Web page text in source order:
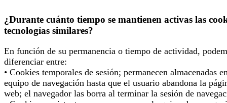
¿Durante cuánto tiempo se mantienen activas las
tecnologías similares?
En función de su permanencia o tiempo de actividad,
diferenciar entre:
• Cookies temporales de sesión; permanecen almacenadas
equipo de navegación hasta que el usuario abandona la
web; el navegador las borra al terminar la sesión de